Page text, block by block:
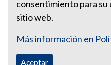
consentimiento para
sitio web.
Más información en
Aceptar